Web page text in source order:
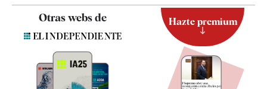
Contacto
Quiénes somos
Otras webs de Hazte premium